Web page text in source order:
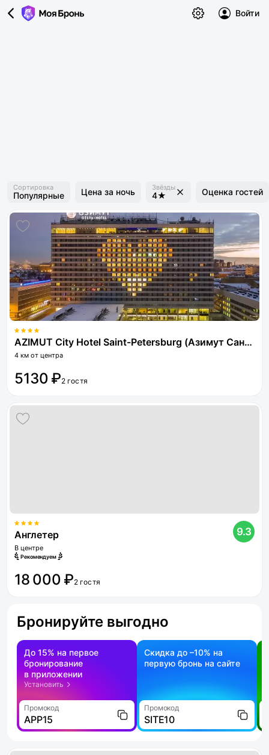
Войти
Сортировка
Популярные Цена за ночь Звёзды
4★ Оценка гостей
AZIMUT City Hotel Saint-Petersburg (Азимут Санкт-Петербург)
4 км от центра
5130 ₽2 гостя
Англетер
В центре
Рекомендуем
9.3
18 000 ₽2 гостя
Бронируйте выгодно
До 15% на первое
бронирование
в приложении
Установить
Промокод
APP15
Скидка до –10% на
первую бронь на сайте
Промокод
SITE10